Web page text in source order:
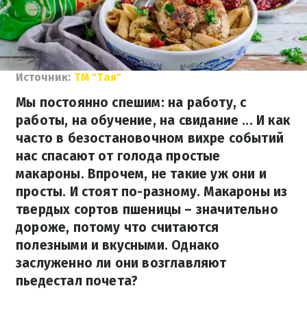
Источник: ТМ "Тая"
Мы постоянно спешим: на работу, с
работы, на обучение, на свидание ... И как
часто в безостановочном вихре событий
нас спасают от голода простые
макароны. Впрочем, не такие уж они и
просты. И стоят по-разному. Макароны из
твердых сортов пшеницы – значительно
дороже, потому что считаются
полезными и вкусными. Однако
заслуженно ли они возглавляют
пьедестал почета?